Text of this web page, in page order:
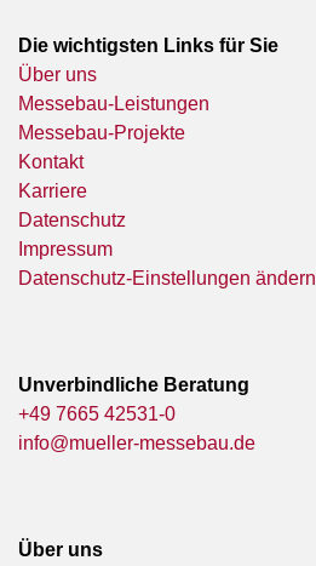
Die wichtigsten Links für Sie
Über uns
Messebau-Leistungen
Messebau-Projekte
Kontakt
Karriere
Datenschutz
Impressum
Datenschutz-Einstellungen ändern
Unverbindliche Beratung
+49 7665 42531-0
info@mueller-messebau.de
Über uns